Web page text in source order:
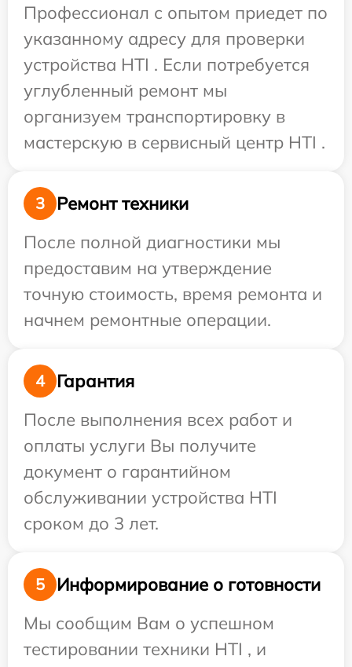
Профессионал с опытом приедет по
указанному адресу для проверки
устройства HTI . Если потребуется
углубленный ремонт мы
организуем транспортировку в
мастерскую в сервисный центр HTI .
3
Ремонт техники
После полной диагностики мы
предоставим на утверждение
точную стоимость, время ремонта и
начнем ремонтные операции.
4
Гарантия
После выполнения всех работ и
оплаты услуги Вы получите
документ о гарантийном
обслуживании устройства HTI
сроком до 3 лет.
5
Информирование о готовности
Мы сообщим Вам о успешном
тестировании техники HTI , и